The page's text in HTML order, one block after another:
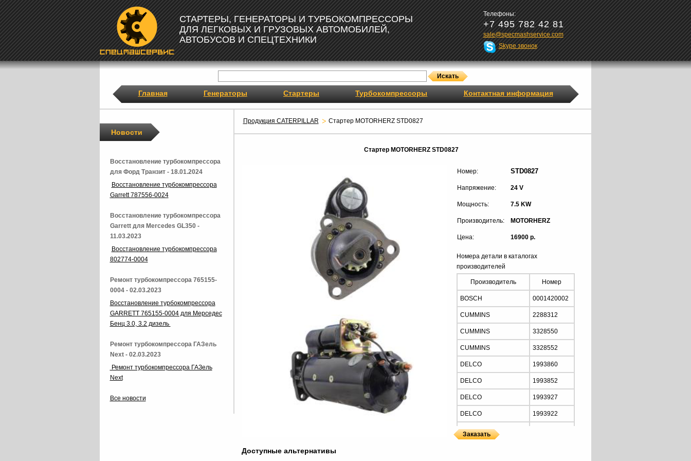
СТАРТЕРЫ, ГЕНЕРАТОРЫ И ТУРБОКОМПРЕССОРЫ
ДЛЯ ЛЕГКОВЫХ И ГРУЗОВЫХ АВТОМОБИЛЕЙ,
АВТОБУСОВ И СПЕЦТЕХНИКИ
Телефоны:
+7 495 782 42 81
sale@specmashservice.com
Skype звонок
Главная Генераторы Стартеры Турбокомпрессоры Контактная информация
Продукция CATERPILLAR Стартер MOTORHERZ STD0827
Стартер MOTORHERZ STD0827
Номер: STD0827
Напряжение: 24 V
Мощность: 7.5 KW
Производитель: MOTORHERZ
Цена: 16900 р.
Номера детали в каталогах
производителей
Производитель Номер
BOSCH 0001420002
CUMMINS 2288312
CUMMINS 3328550
CUMMINS 3328552
DELCO 1993860
DELCO 1993852
DELCO 1993927
DELCO 1993922
DELCO
Доступные альтернативы
Новости
Восстановление турбокомпрессора
для Форд Транзит - 18.01.2024
Восстановление турбокомпрессора
Garrett 787556-0024
Восстановление турбокомпрессора
Garrett для Mercedes GL350 -
11.03.2023
Восстановление турбокомпрессора
802774-0004
Ремонт турбокомпрессора 765155-
0004 - 02.03.2023
Восстановление турбокомпрессора
GARRETT 765155-0004 для Мерседес
Бенц 3.0, 3.2 дизель
Ремонт турбокомпрессора ГАЗель
Next - 02.03.2023
Ремонт турбокомпрессора ГАЗель
Next
Все новости